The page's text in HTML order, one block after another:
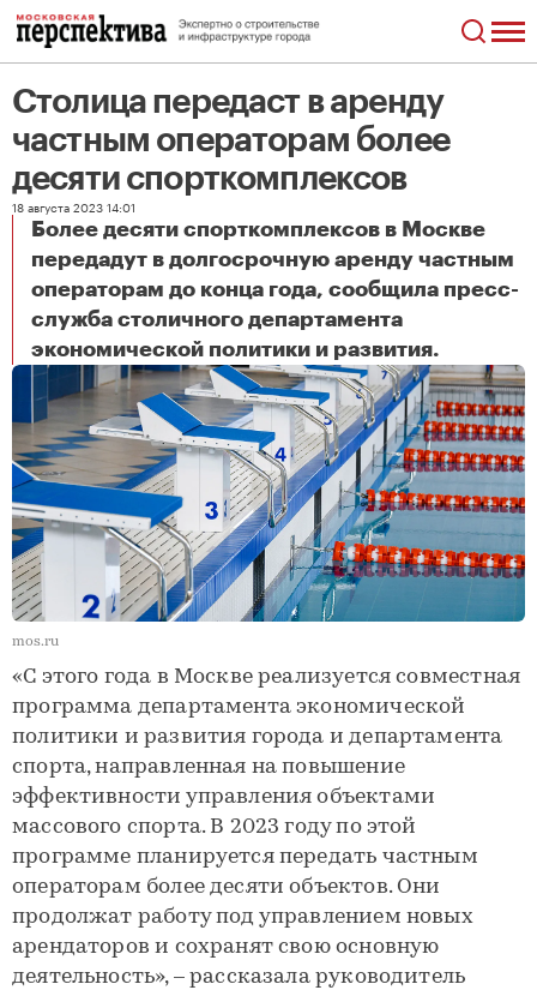
Столица передаст в аренду
частным операторам более
десяти спорткомплексов
18 августа 2023 14:01
Более десяти спорткомплексов в Москве
передадут в долгосрочную аренду частным
операторам до конца года, сообщила пресс-
служба столичного департамента
экономической политики и развития.
mos.ru
«С этого года в Москве реализуется совместная
программа департамента экономической
политики и развития города и департамента
спорта, направленная на повышение
эффективности управления объектами
массового спорта. В 2023 году по этой
программе планируется передать частным
операторам более десяти объектов. Они
продолжат работу под управлением новых
арендаторов и сохранят свою основную
деятельность», – рассказала руководитель